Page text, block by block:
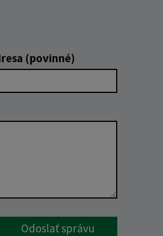
(povinné)
Google reCaptcha Response
Odoslať správu